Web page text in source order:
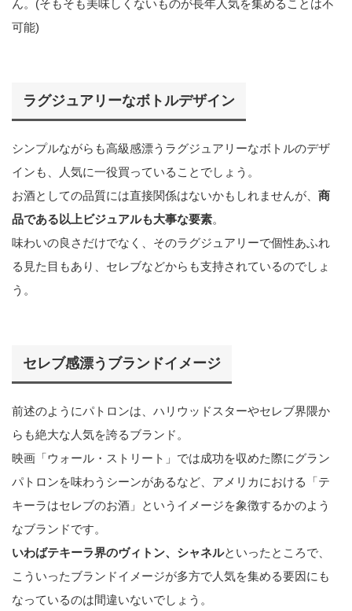
ん。(そもそも美味しくないものが長年人気を集めることは不
可能)
ラグジュアリーなボトルデザイン
シンプルながらも高級感漂うラグジュアリーなボトルのデザ
インも、人気に一役買っていることでしょう。
お酒としての品質には直接関係はないかもしれませんが、 商
品である以上ビジュアルも大事な要素。
味わいの良さだけでなく、そのラグジュアリーで個性あふれ
る見た目もあり、セレブなどからも支持されているのでしょ
う。
セレブ感漂うブランドイメージ
前述のようにパトロンは、ハリウッドスターやセレブ界隈か
らも絶大な人気を誇るブランド。
映画「ウォール・ストリート」では成功を収めた際にグラン
パトロンを味わうシーンがあるなど、アメリカにおける「テ
キーラはセレブのお酒」というイメージを象徴するかのよう
なブランドです。
いわばテキーラ界のヴィトン、シャネルといったところで、
こういったブランドイメージが多方で人気を集める要因にも
なっているのは間違いないでしょう。